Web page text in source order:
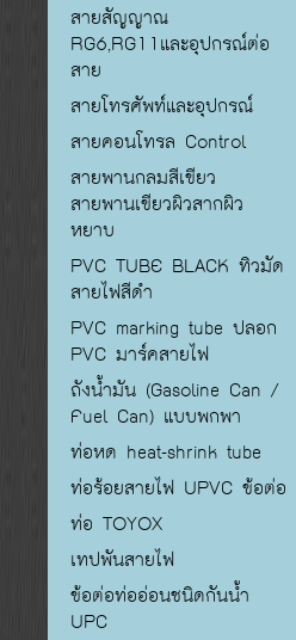
สายสัญญาณ
RG6,RG11และอุปกรณ์ต่อ
สาย
สายโทรศัพท์และอุปกรณ์
สายคอนโทรล Control
สายพานกลมสีเขียว
สายพานเขียวผิวสากผิว
หยาบ
PVC TUBE BLACK ทิวมัด
สายไฟสีดำ
PVC marking tube ปลอก
PVC มาร์คสายไฟ
ถังน้ำมัน (Gasoline Can /
Fuel Can) แบบพกพา
ท่อหด heat-shrink tube
ท่อร้อยสายไฟ UPVC ข้อต่อ
ท่อ TOYOX
เทปพันสายไฟ
ข้อต่อท่ออ่อนชนิดกันน้ำ
UPC